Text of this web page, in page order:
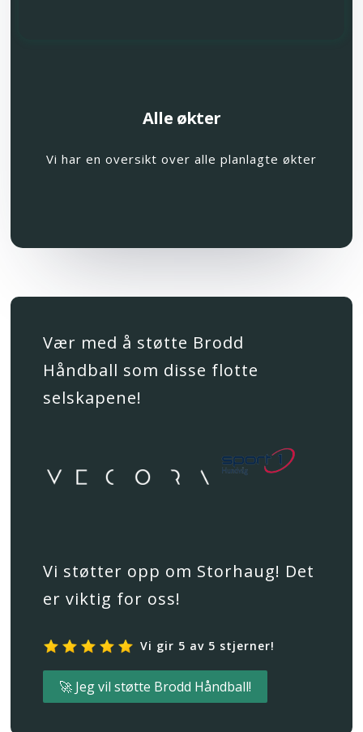
Alle økter
Vi har en oversikt over alle planlagte økter
Vær med å støtte Brodd
Håndball som disse flotte
selskapene!
Vi støtter opp om Storhaug! Det
er viktig for oss!
Vi gir 5 av 5 stjerner!
🚀 Jeg vil støtte Brodd Håndball!